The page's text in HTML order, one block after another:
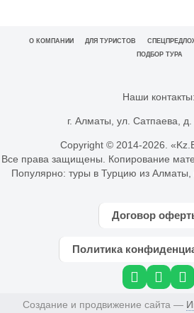
О КОМПАНИИ ДЛЯ ТУРИСТОВ
ПОДБОР ТУРА
Наши контакты:
г. Алматы, ул. Сатпаева,
Copyright © 2014-2026.
Все права защищены. Копирование
Популярно: туры в Турцию из Алматы
Договор
Политика
Создание и продвижение сайта —